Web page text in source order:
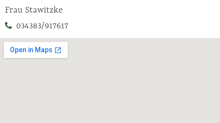
Frau Stawitzke
034383/917617